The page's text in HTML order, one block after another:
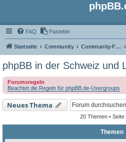
FAQ Pastebin
Startseite Community Community-Foren
phpBB in der Schweiz und
Forumsregeln
Beachtet die Regeln für phpBB.de-Usergroups
Neues Thema
20 Themen • Seite
Themen